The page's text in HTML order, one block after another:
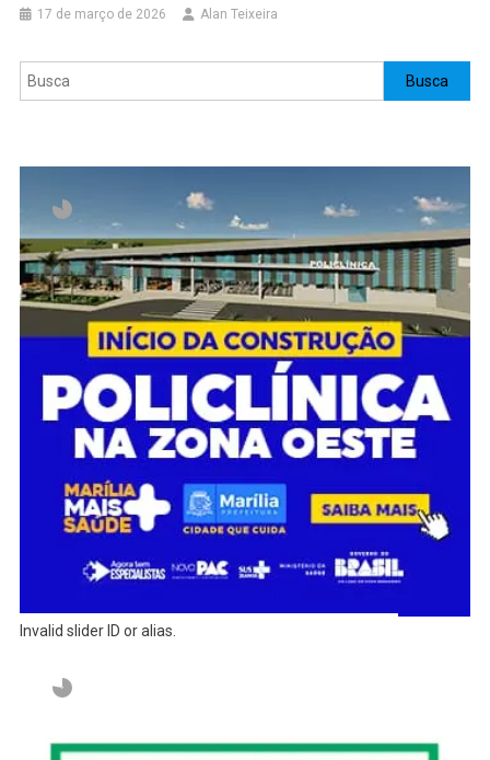
17 de março de 2026 Alan Teixeira
Pesquisar Busca
Invalid slider ID or alias.